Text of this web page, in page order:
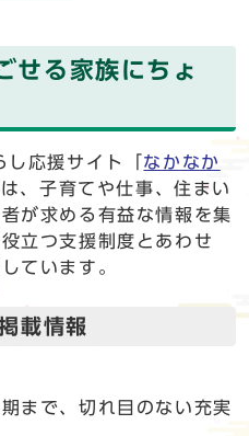
せる家族にちょ
応援サイト「 なかなか
は、子育てや仕事、住まい
が求める有益な情報を集
立つ支援制度とあわせ
ています。
載情報
まで、切れ目のない充実